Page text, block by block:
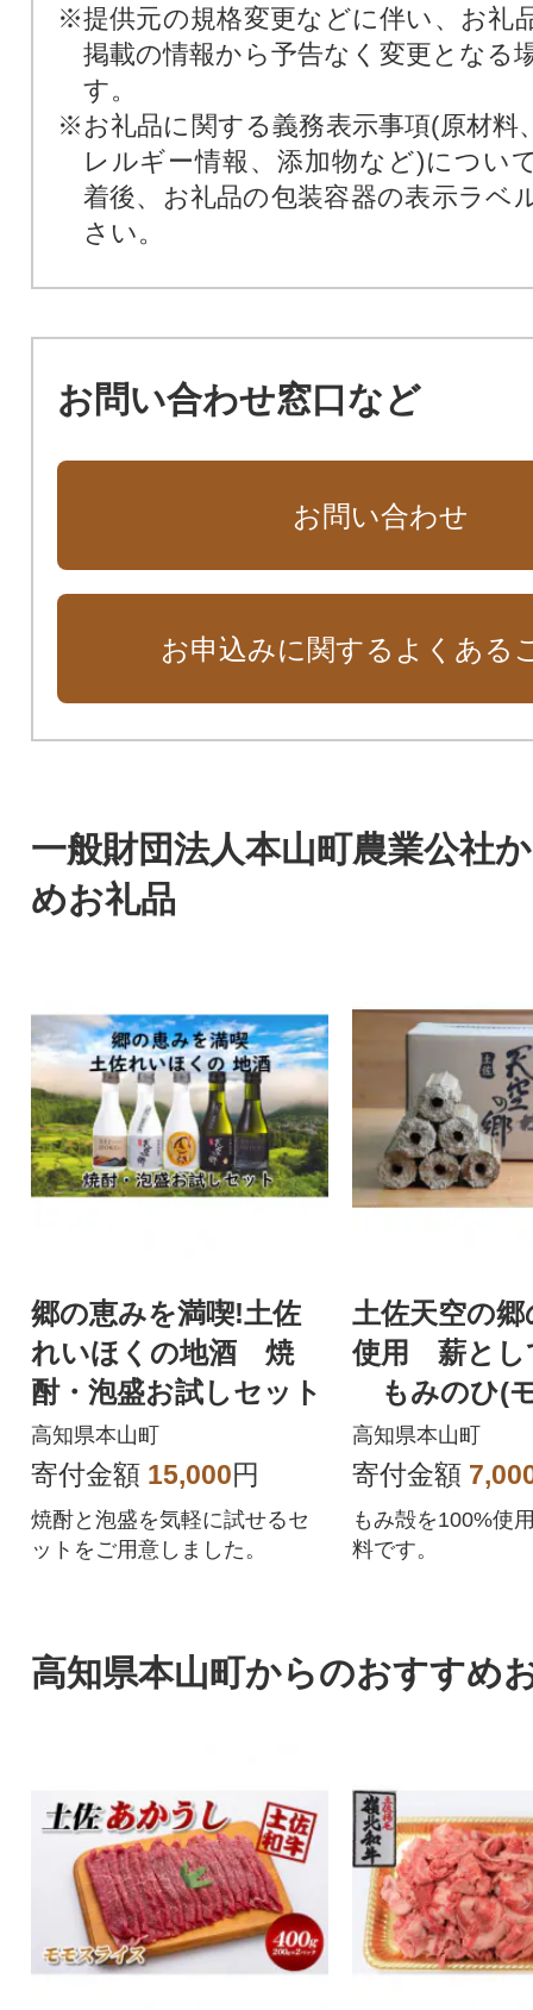
※提供元の規格変更などに伴い、お礼
掲載の情報から予告なく変更となる
す。
※お礼品に関する義務表示事項(原材料
レルギー情報、添加物など)につい
着後、お礼品の包装容器の表示ラベ
さい。
お問い合わせ窓口など
お問い合わせ
お申込みに関するよくある
一般財団法人本山町農業公社
めお礼品
郷の恵みを満喫!土佐
れいほくの地酒 焼
酎・泡盛お試しセット
高知県本山町
寄付金額 15,000円
焼酎と泡盛を気軽に試せるセ
ットをご用意しました。
土佐天空の
使用 薪とし
もみのひ(
イト)20kg入
高知県本山町
寄付金額
もみ殻を100%使
料です。
高知県本山町からのおすすめ